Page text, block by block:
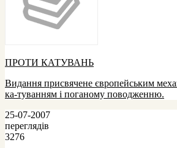
ПРОТИ КАТУВАНЬ
Видання присвячене європейським
ка-туванням і поганому поводженню.
25-07-2007
переглядів
3276